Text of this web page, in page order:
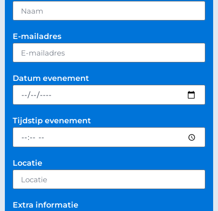
E-mailadres
Datum evenement
Tijdstip evenement
Locatie
Extra informatie